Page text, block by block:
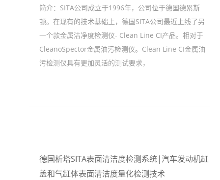
简介： SITA公司成立于1996年，公司位于德国德累斯
顿。在现有的技术基础上，德国SITA公司最近上线了另
一个款金属洁净度检测仪- Clean Line CI产品。相对于
CleanoSpector金属油污检测仪。Clean Line CI金属油
污检测仪具有更加灵活的测试要求，
德国析塔SITA表面清洁度检测系统|汽车发动机缸
盖和气缸体表面清洁度量化检测技术